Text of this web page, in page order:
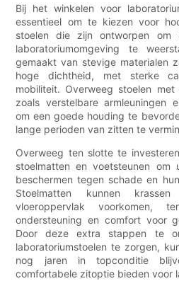
Bij het winkelen voor
essentieel om te kiezen voor
stoelen die zijn ontworpen om
laboratoriumomgeving te
gemaakt van stevige materialen
hoge dichtheid, met sterke
mobiliteit. Overweeg stoelen met
zoals verstelbare armleuningen
om een ​​goede houding te
lange perioden van zitten te
Overweeg ten slotte te
stoelmatten en voetsteunen om
beschermen tegen schade en
Stoelmatten kunnen
vloeroppervlak voorkomen,
ondersteuning en comfort voor
Door deze extra stappen te
laboratoriumstoelen te zorgen,
nog jaren in topconditie
comfortabele zitoptie bieden voor